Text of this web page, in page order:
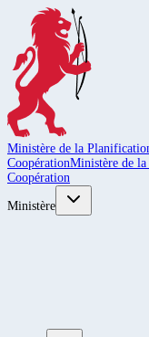
Ministère de la
CoopérationMinistère de
Coopération
Ministère